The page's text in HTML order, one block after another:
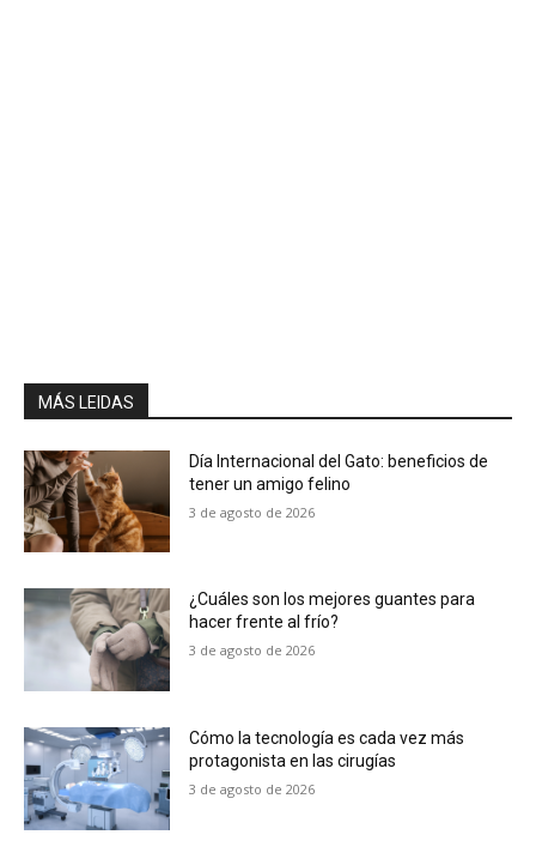
MÁS LEIDAS
Día Internacional del Gato: beneficios de
tener un amigo felino
3 de agosto de 2026
¿Cuáles son los mejores guantes para
hacer frente al frío?
3 de agosto de 2026
Cómo la tecnología es cada vez más
protagonista en las cirugías
3 de agosto de 2026